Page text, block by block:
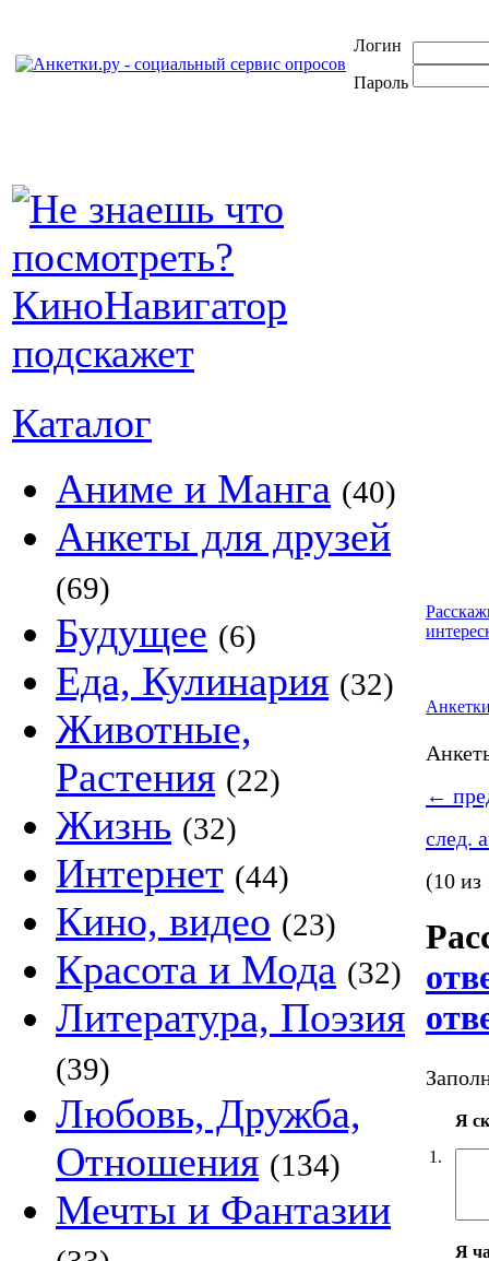
Логин
Пароль
Каталог
Аниме и Манга (40)
Анкеты для друзей
(69)
Будущее (6)
Еда, Кулинария (32)
Животные,
Растения (22)
Жизнь (32)
Интернет (44)
Кино, видео (23)
Красота и Мода (32)
Литература, Поэзия
(39)
Любовь, Дружба,
Отношения (134)
Мечты и Фантазии
←
след.
(10 из
1.
Я
Я